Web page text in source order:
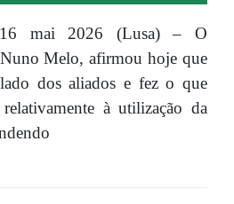
16 mai 2026 (Lusa) – O
Melo, afirmou hoje que
dos aliados e fez o que
à utilização da